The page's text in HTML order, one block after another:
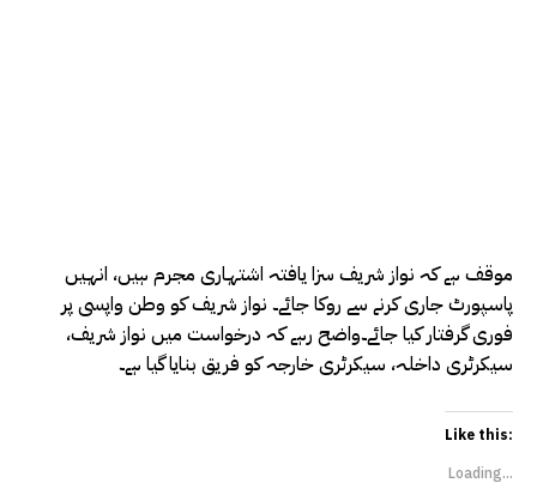
موقف ہے کہ نواز شریف سزا یافتہ اشتہاری مجرم ہیں، انہیں
پاسپورٹ جاری کرنے سے روکا جائے۔ نواز شریف کو وطن واپسی پر
فوری گرفتار کیا جائے۔واضح رہے کہ درخواست میں نواز شریف،
سیکرٹری داخلہ، سیکرٹری خارجہ کو فریق بنایا گیا ہے۔
Like this:
Loading...